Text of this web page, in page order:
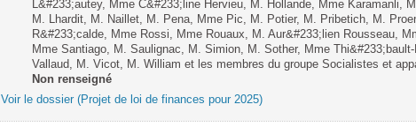
L&#233;autey, Mme C&#233;line Hervieu, M. Hollande, Mme Karamanli,
M. Lhardit, M. Naillet, M. Pena, Mme Pic, M. Potier, M. Pribetich, M.
R&#233;calde, Mme Rossi, Mme Rouaux, M. Aur&#233;lien Rousseau,
Mme Santiago, M. Saulignac, M. Simion, M. Sother, Mme
Vallaud, M. Vicot, M. William et les membres du groupe Socialistes et
Non renseigné
Voir le dossier (Projet de loi de finances pour 2025)